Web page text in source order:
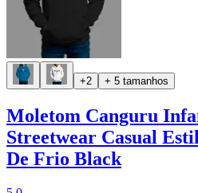
+2 + 5 tamanhos
Moletom Canguru
Streetwear Casual
De Frio Black